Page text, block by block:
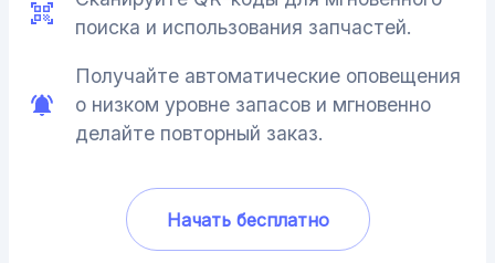
поиска и использования запчастей.
Получайте автоматические оповещения
о низком уровне запасов и мгновенно
делайте повторный заказ.
Начать бесплатно